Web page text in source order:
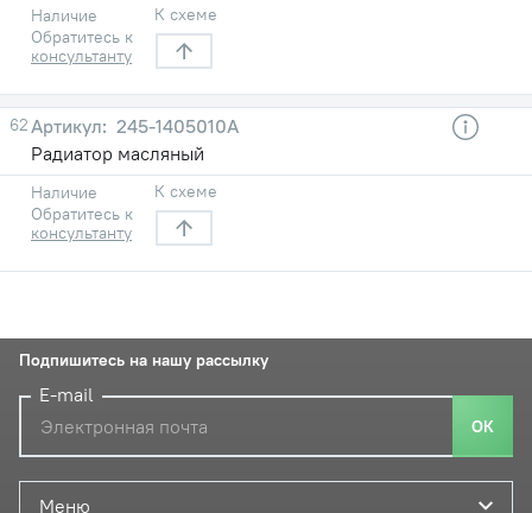
Наличие
Обратитесь к
консультанту
К схеме
62
245-1405010А
Радиатор масляный
Наличие
Обратитесь к
консультанту
К схеме
Меню
Подпишитесь на нашу рассылку
E-mail
ОК